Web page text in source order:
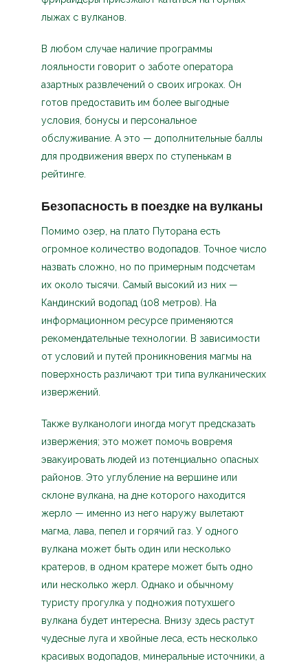
лыжах с вулканов.
В любом случае наличие программы
лояльности говорит о заботе оператора
азартных развлечений о своих игроках. Он
готов предоставить им более выгодные
условия, бонусы и персональное
обслуживание. А это — дополнительные баллы
для продвижения вверх по ступенькам в
рейтинге.
Безопасность в поездке на вулканы
Помимо озер, на плато Путорана есть
огромное количество водопадов. Точное число
назвать сложно, но по примерным подсчетам
их около тысячи. Самый высокий из них —
Кандинский водопад (108 метров). На
информационном ресурсе применяются
рекомендательные технологии. В зависимости
от условий и путей проникновения магмы на
поверхность различают три типа вулканических
извержений.
Также вулканологи иногда могут предсказать
извержения; это может помочь вовремя
эвакуировать людей из потенциально опасных
районов. Это углубление на вершине или
склоне вулкана, на дне которого находится
жерло — именно из него наружу вылетают
магма, лава, пепел и горячий газ. У одного
вулкана может быть один или несколько
кратеров, в одном кратере может быть одно
или несколько жерл. Однако и обычному
туристу прогулка у подножия потухшего
вулкана будет интересна. Внизу здесь растут
чудесные луга и хвойные леса, есть несколько
красивых водопадов, минеральные источники, а